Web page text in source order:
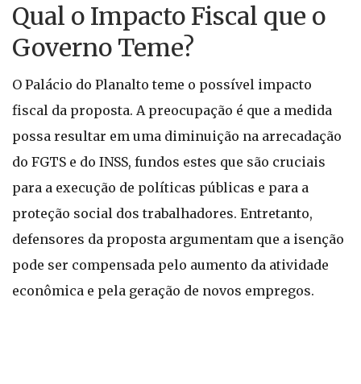
Qual o Impacto Fiscal que o
Governo Teme?
O Palácio do Planalto teme o possível impacto
fiscal da proposta. A preocupação é que a medida
possa resultar em uma diminuição na arrecadação
do FGTS e do INSS, fundos estes que são cruciais
para a execução de políticas públicas e para a
proteção social dos trabalhadores. Entretanto,
defensores da proposta argumentam que a isenção
pode ser compensada pelo aumento da atividade
econômica e pela geração de novos empregos.